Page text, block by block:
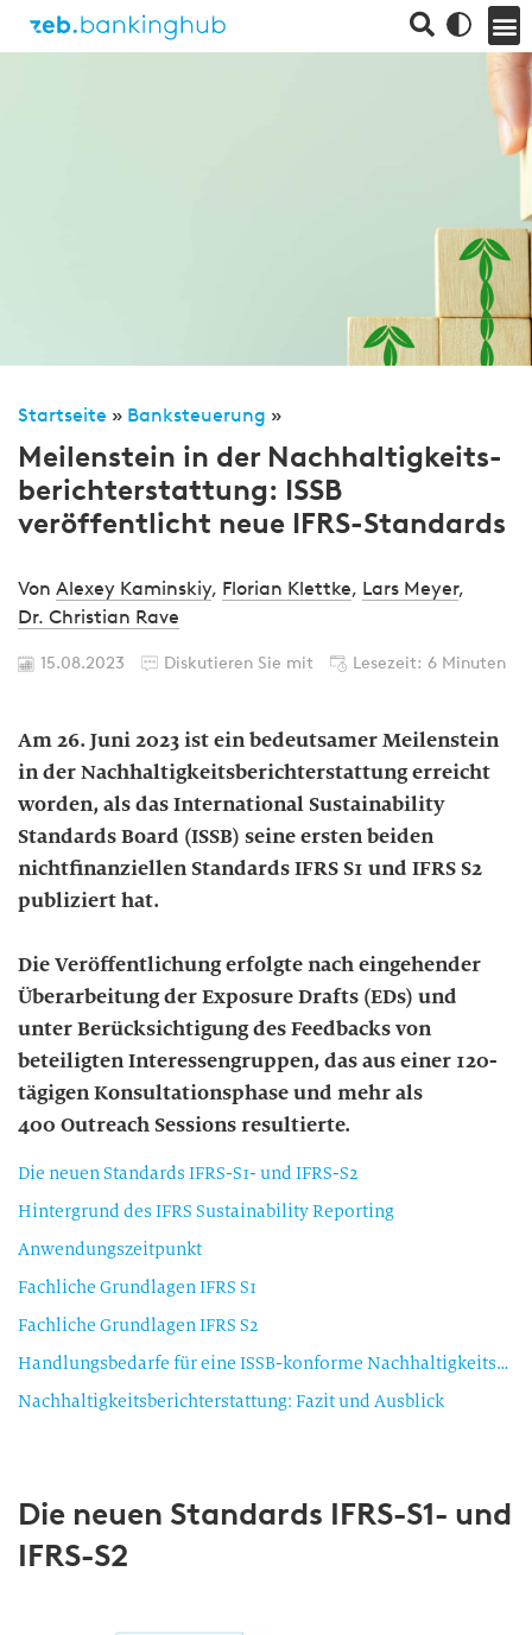
Startseite » Banksteuerung »
Meilenstein in der Nach­haltigkeits­
bericht­erstattung: ISSB
veröffentlicht neue IFRS-Standards
Von Alexey Kaminskiy, Florian Klettke, Lars Meyer,
Dr. Christian Rave
15.08.2023 Diskutieren Sie mit Lesezeit: 6 Minuten
Am 26. Juni 2023 ist ein bedeutsamer Meilenstein
in der Nach­haltig­keits­be­richt­er­stat­tung erreicht
worden, als das International Sustainability
Standards Board (ISSB) seine ersten beiden
nichtfinanziellen Standards IFRS S1 und IFRS S2
publiziert hat.
Die Veröffentlichung erfolgte nach eingehender
Überarbeitung der Exposure Drafts (EDs) und
unter Berücksichtigung des Feedbacks von
beteiligten Interessengruppen, das aus einer 120-
tägigen Konsultationsphase und mehr als
400 Outreach Sessions resultierte.
Die neuen Standards IFRS-S1- und IFRS-S2
Hintergrund des IFRS Sustainability Reporting
Anwendungszeitpunkt
Fachliche Grundlagen IFRS S1
Fachliche Grundlagen IFRS S2
Handlungsbedarfe für eine ISSB-konforme Nachhaltigkeitsberichterstattung
Nachhaltigkeitsberichterstattung: Fazit und Ausblick
Die neuen Standards IFRS-S1- und
IFRS-S2